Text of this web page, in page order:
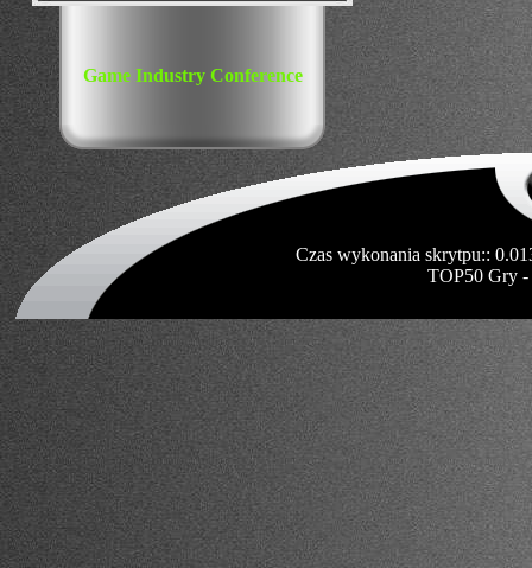
Game Industry Conference
Czas wykonania skrytpu::
TOP50 Gry